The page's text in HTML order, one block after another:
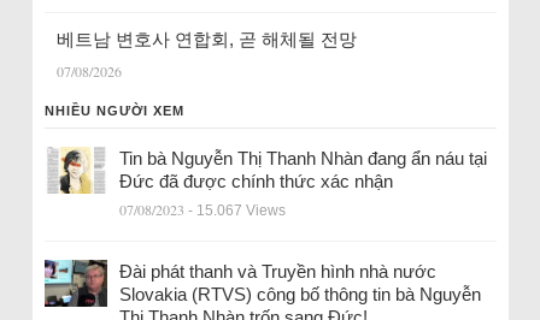
베트남 변호사 연합회, 곧 해체될 전망
07/08/2026
NHIỀU NGƯỜI XEM
Tin bà Nguyễn Thị Thanh Nhàn đang ẩn náu tại
Đức đã được chính thức xác nhận
07/08/2023 - 15.067 Views
Đài phát thanh và Truyền hình nhà nước
Slovakia (RTVS) công bố thông tin bà Nguyễn